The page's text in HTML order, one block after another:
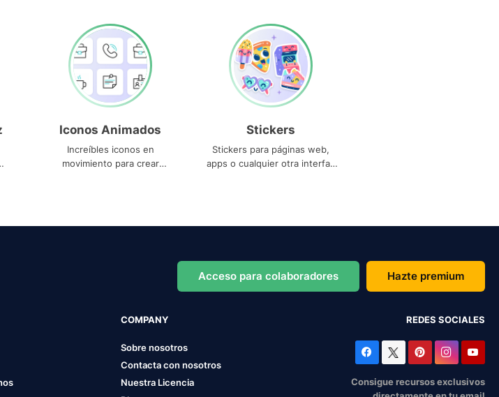
Iconos Animados
Increíbles iconos en
movimiento para crear
Stickers
Stickers para páginas web,
apps o cualquier otra interfaz
Acceso para colaboradores Hazte premium
COMPANY
Sobre nosotros
Contacta con nosotros
Nuestra Licencia
REDES SOCIALES
Consigue recursos exclusivos